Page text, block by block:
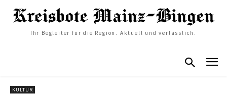
Ihr Begleiter für die Region. Aktuell und verlässlich.
KULTUR